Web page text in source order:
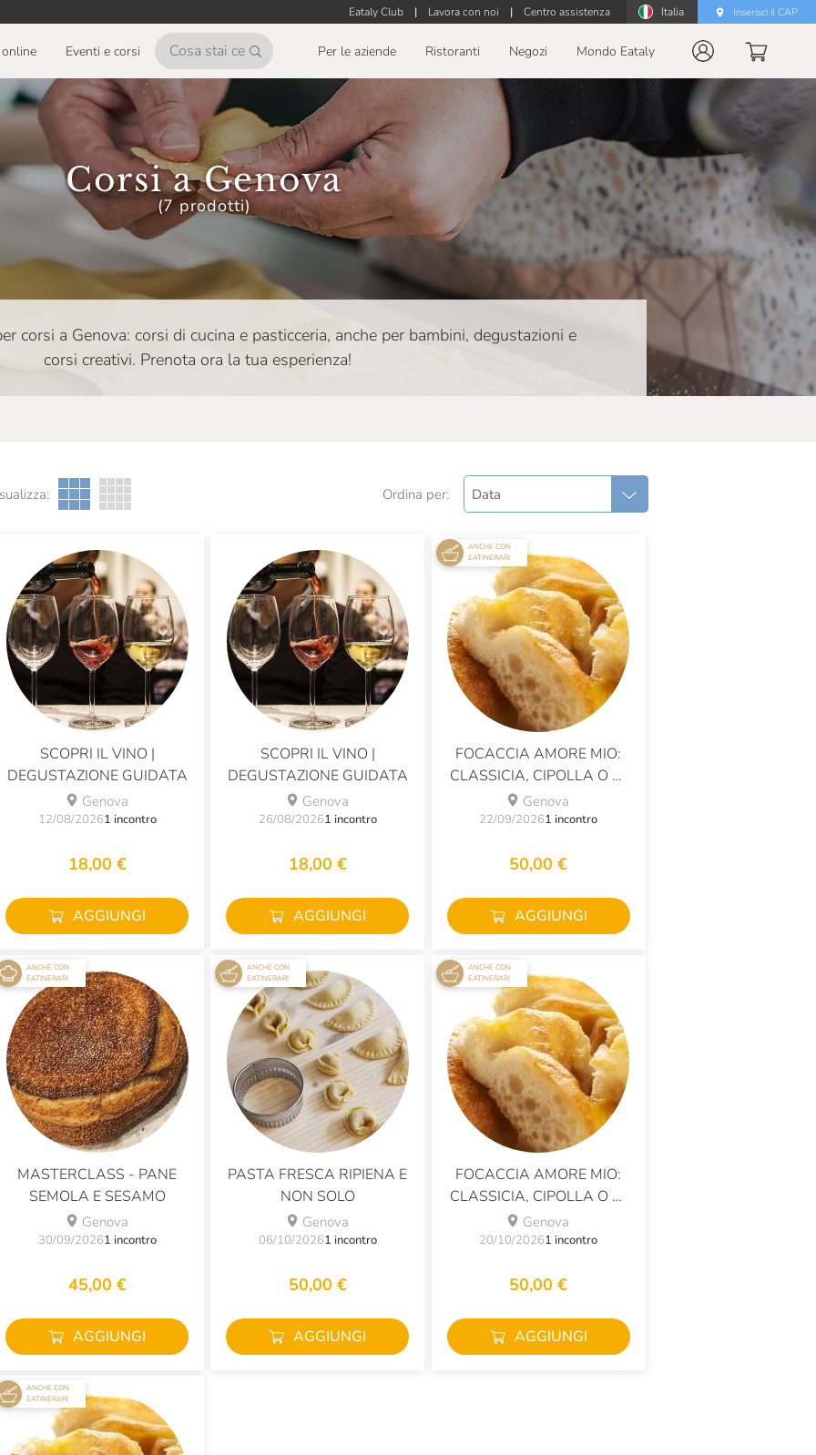
Eataly Club | Lavora con noi | Centro assistenza Italia Inserisci il CAP
Eventi e corsi Per le aziende Ristoranti Negozi Mondo Eataly
Corsi a Genova
(7 prodotti)
corsi a Genova: corsi di cucina e pasticceria, anche per bambini, degustazioni e
corsi creativi. Prenota ora la tua esperienza!
Ordina per: Data
SCOPRI IL VINO |
DEGUSTAZIONE GUIDATA
Genova
12/08/20261 incontro
18,00 €
AGGIUNGI
SCOPRI IL VINO |
DEGUSTAZIONE GUIDATA
Genova
26/08/20261 incontro
18,00 €
AGGIUNGI
ANCHE CON
EATINERARI
FOCACCIA AMORE MIO:
CLASSICIA, CIPOLLA O DI
PATATE?
Genova
22/09/20261 incontro
50,00 €
AGGIUNGI
ANCHE CON
EATINERARI
MASTERCLASS - PANE
SEMOLA E SESAMO
Genova
30/09/20261 incontro
45,00 €
AGGIUNGI
ANCHE CON
EATINERARI
PASTA FRESCA RIPIENA E
NON SOLO
Genova
06/10/20261 incontro
50,00 €
AGGIUNGI
ANCHE CON
EATINERARI
FOCACCIA AMORE MIO:
CLASSICIA, CIPOLLA O DI
PATATE?
Genova
20/10/20261 incontro
50,00 €
AGGIUNGI
ANCHE CON
EATINERARI